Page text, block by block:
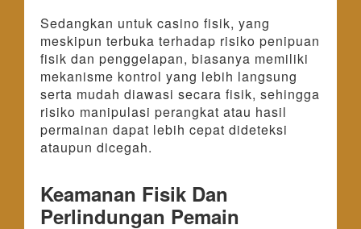
Sedangkan untuk casino fisik, yang
meskipun terbuka terhadap risiko penipuan
fisik dan penggelapan, biasanya memiliki
mekanisme kontrol yang lebih langsung
serta mudah diawasi secara fisik, sehingga
risiko manipulasi perangkat atau hasil
permainan dapat lebih cepat dideteksi
ataupun dicegah.
Keamanan Fisik Dan
Perlindungan Pemain